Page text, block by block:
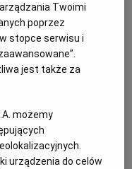
polityków
Są też zespoły
Mają one negocjować
w niej wzięło? - Ludzie
- Pracujemy 12
Twoimi
poprzez
stopce serwisu i
jest także za
możemy
urządzenia do celów